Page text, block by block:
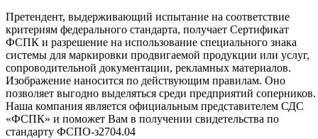
Претендент, выдерживающий испытание на соответствие
критериям федерального стандарта, получает Сертификат
ФСПК и разрешение на использование специального знака
системы для маркировки продвигаемой продукции или услуг,
сопроводительной документации, рекламных материалов.
Изображение наносится по действующим правилам. Оно
позволяет выгодно выделяться среди предприятий соперников.
Наша компания является официальным представителем СДС
«ФСПК» и поможет Вам в получении свидетельства по
стандарту ФСПО-з2704.04